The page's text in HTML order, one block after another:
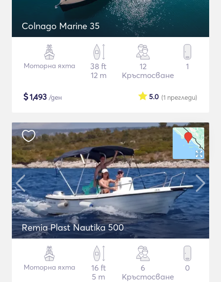
Colnago Marine 35
Моторна яхта
38 ft
12 m
12
Кръстосване
1
$1,493 /ден (1 прегледи)
5.0
Remia Plast Nautika 500
Моторна яхта
16 ft
5 m
6
Кръстосване
0